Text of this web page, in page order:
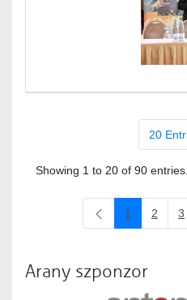
20
Showing 1 to 20 of 90 entries.
Page
1 Page
2 3
Arany szponzor